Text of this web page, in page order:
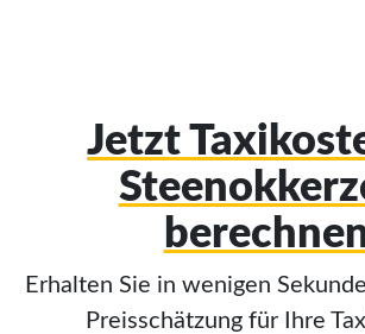
Jetzt
Erhalten Sie in wenigen
Preisschätzung für Ihre